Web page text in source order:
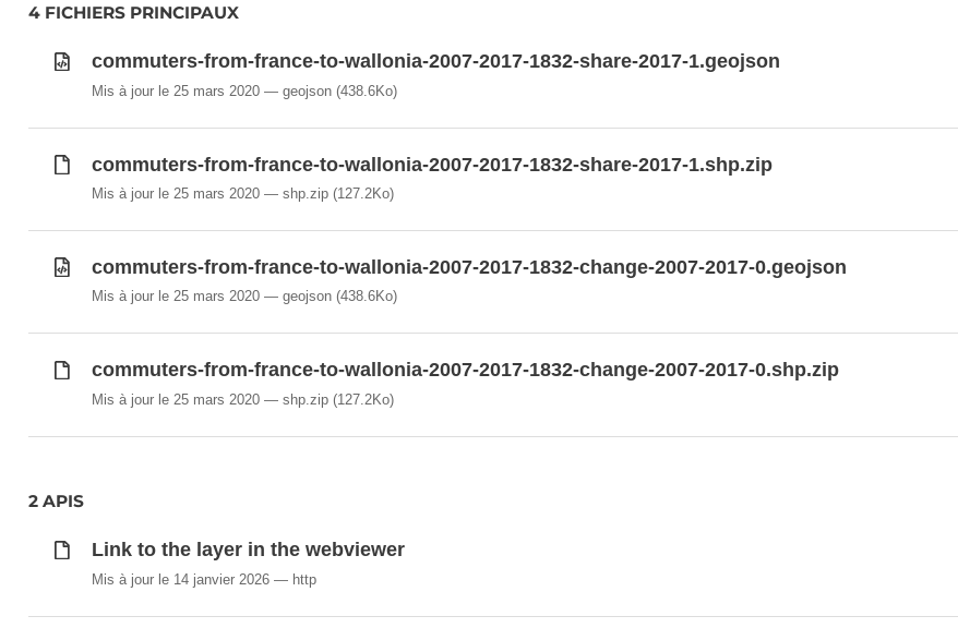
4 FICHIERS PRINCIPAUX
commuters-from-france-to-wallonia-2007-2017-1832-share-2017-1.geojson
Mis à jour le 25 mars 2020 geojson(438.6Ko)
commuters-from-france-to-wallonia-2007-2017-1832-share-2017-1.shp.zip
Mis à jour le 25 mars 2020 shp.zip(127.2Ko)
commuters-from-france-to-wallonia-2007-2017-1832-change-2007-2017-0.geojson
Mis à jour le 25 mars 2020 geojson(438.6Ko)
commuters-from-france-to-wallonia-2007-2017-1832-change-2007-2017-0.shp.zip
Mis à jour le 25 mars 2020 shp.zip(127.2Ko)
2 APIS
Link to the layer in the webviewer
Mis à jour le 14 janvier 2026 http